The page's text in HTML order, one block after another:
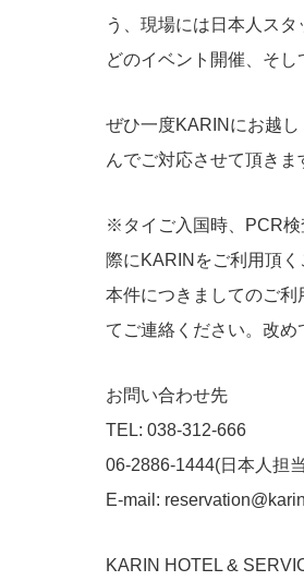
う、現場には日本人ス
どのイベント開催、そし
ぜひ一度KARINにお越
んでご対応させて頂きま
※タイご入国時、PCR検
際にKARINをご利用頂く
本件につきましてのご利
てご連絡ください。改め
お問い合わせ先
TEL: 038-312-666
06-2886-1444(日本人担
E-mail:
KARIN HOTEL &